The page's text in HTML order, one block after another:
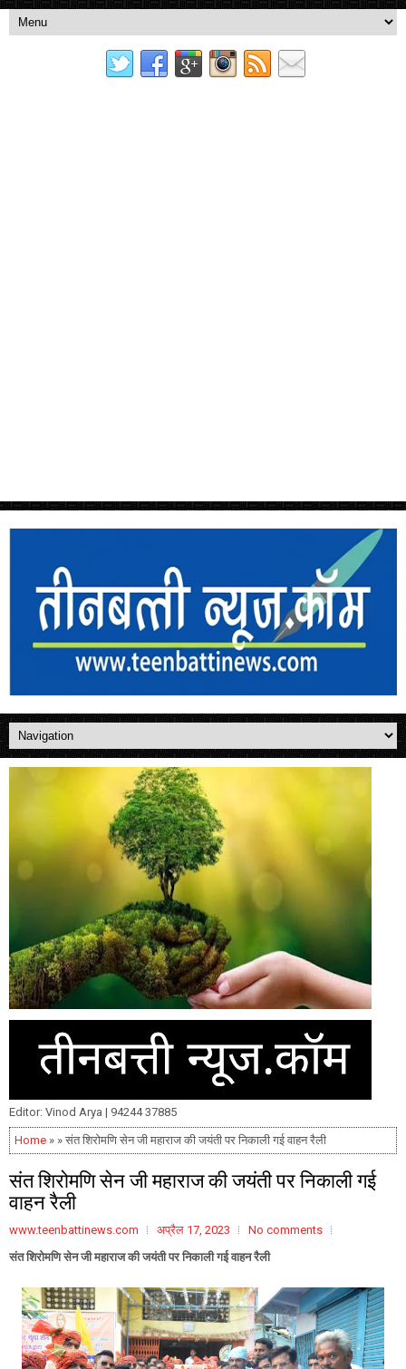
Editor: Vinod Arya | 94244 37885
Home » » संत शिरोमणि सेन जी महाराज की जयंती पर निकाली गई वाहन रैली
संत शिरोमणि सेन जी महाराज की जयंती पर निकाली गई
वाहन रैली
www.teenbattinews.com अप्रैल 17, 2023
No comments
संत शिरोमणि सेन जी महाराज की जयंती पर निकाली गई वाहन रैली